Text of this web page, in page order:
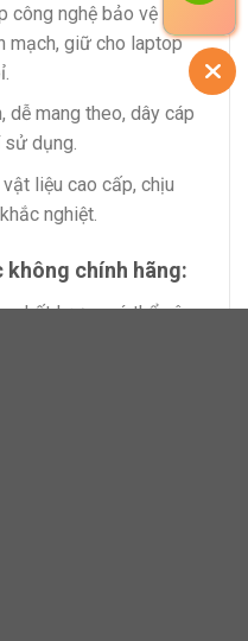
công nghệ bảo vệ quá
mạch, giữ cho laptop
dễ mang theo, dây cáp
sử dụng.
liệu cao cấp, chịu
nghiệt.
không chính hãng:
chất lượng có thể gây